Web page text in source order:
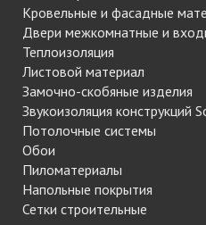
Кровельные и фасадные
Двери межкомнатные и
Теплоизоляция
Листовой материал
Замочно-скобяные изделия
Звукоизоляция конструкций
Потолочные системы
Обои
Пиломатериалы
Напольные покрытия
Сетки строительные